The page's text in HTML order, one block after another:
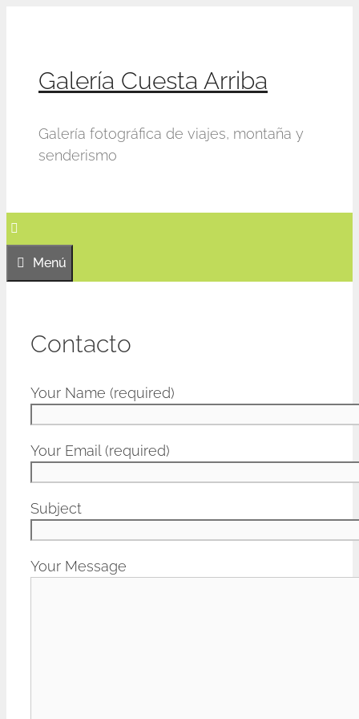
Galería Cuesta Arriba
Galería fotográfica de viajes, montaña y
senderismo
Menú
Contacto
Your Name (required)
Your Email (required)
Subject
Your Message